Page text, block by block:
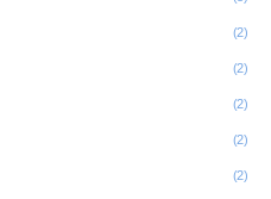
(2)
(2)
(2)
(2)
(2)